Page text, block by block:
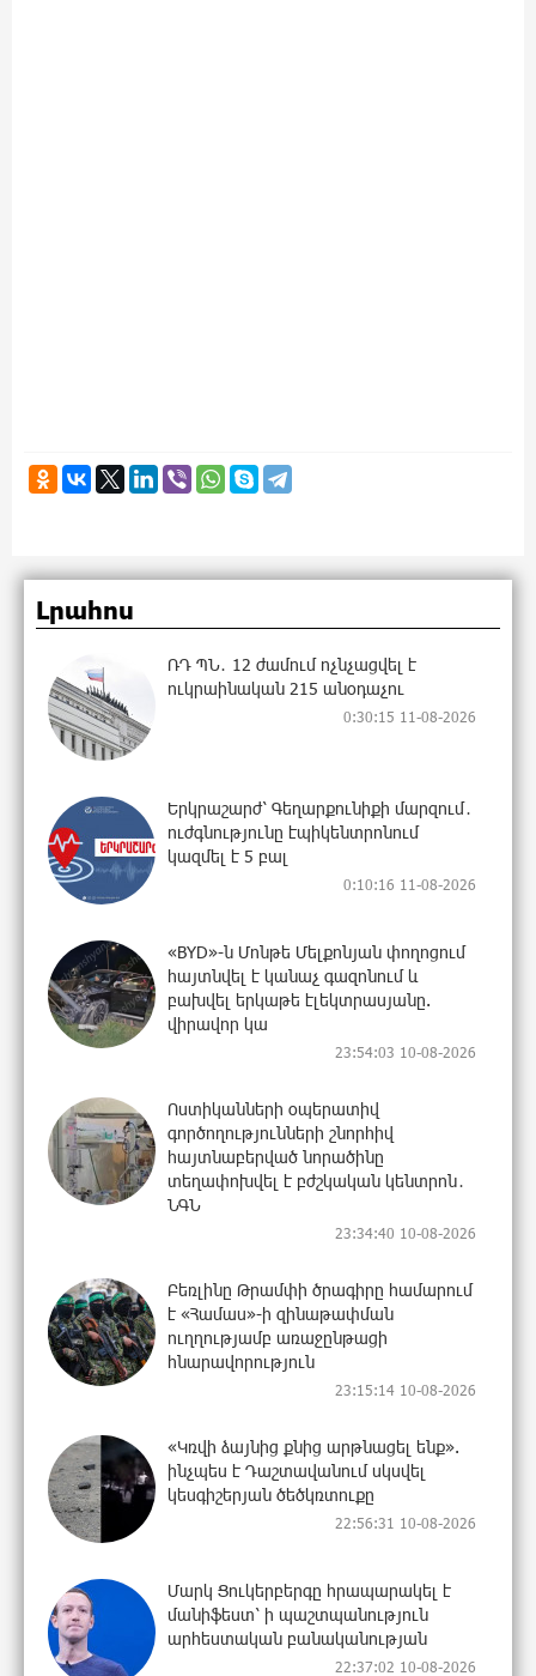
Լրահոս
ՌԴ ՊՆ․ 12 ժամում ոչնչացվել է
ուկրաինական 215 անօդաչու
0:30:15 11-08-2026
Երկրաշարժ՝ Գեղարքունիքի մարզում․
ուժգնությունը էպիկենտրոնում
կազմել է 5 բալ
0:10:16 11-08-2026
«BYD»-ն Մոնթե Մելքոնյան փողոցում
հայտնվել է կանաչ գազոնում և
բախվել երկաթե էլեկտրասյանը.
վիրավոր կա
23:54:03 10-08-2026
Ոստիկանների օպերատիվ
գործողությունների շնորհիվ
հայտնաբերված նորածինը
տեղափոխվել է բժշկական կենտրոն․
ՆԳՆ
23:34:40 10-08-2026
Բեռլինը Թրամփի ծրագիրը համարում
է «Համաս»-ի զինաթափման
ուղղությամբ առաջընթացի
հնարավորություն
23:15:14 10-08-2026
«Կռվի ձայնից քնից արթնացել ենք».
ինչպես է Դաշտավանում սկսվել
կեսգիշերյան ծեծկռտուքը
22:56:31 10-08-2026
Մարկ Ցուկերբերգը հրապարակել է
մանիֆեստ՝ ի պաշտպանություն
արհեստական բանականության
22:37:02 10-08-2026